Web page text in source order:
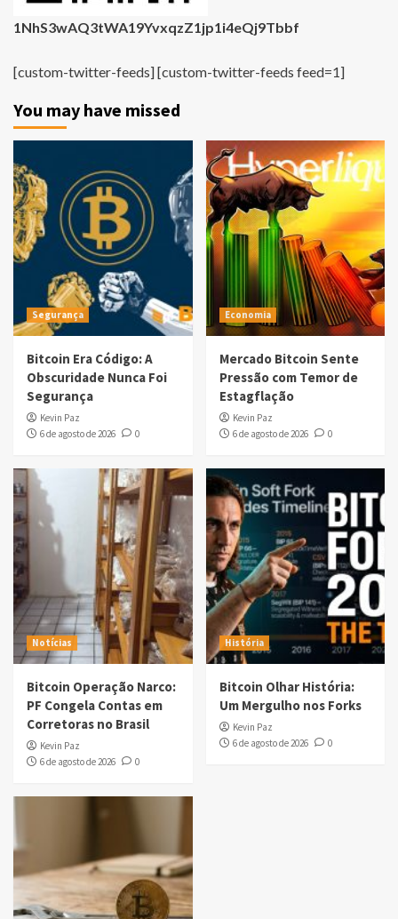
1NhS3wAQ3tWA19YvxqzZ1jp1i4eQj9Tbbf
[custom-twitter-feeds] [custom-twitter-feeds feed=1]
You may have missed
Segurança
Bitcoin Era Código: A
Obscuridade Nunca Foi
Segurança
Kevin Paz
6 de agosto de 2026
0
Economia
Mercado Bitcoin Sente
Pressão com Temor de
Estagflação
Kevin Paz
6 de agosto de 2026
0
Notícias
Bitcoin Operação Narco:
PF Congela Contas em
Corretoras no Brasil
Kevin Paz
6 de agosto de 2026
0
História
Bitcoin Olhar História:
Um Mergulho nos Forks
Kevin Paz
6 de agosto de 2026
0